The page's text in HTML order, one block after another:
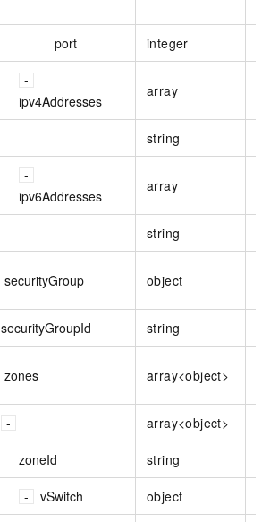
port integer
ipv4Addresses
array
string
ipv6Addresses
array
string
securityGroup object
securityGroupId string
zones array<object>
array<object>
zoneId string
vSwitch object